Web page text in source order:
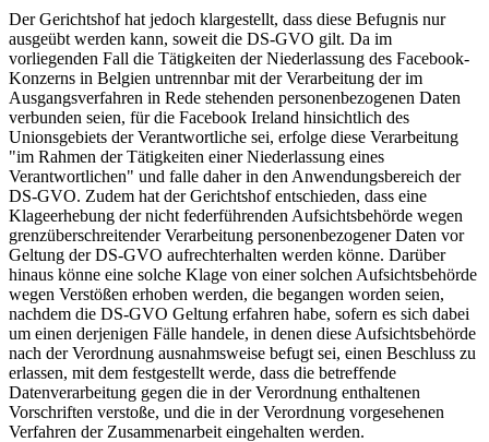
Der Gerichtshof hat jedoch klargestellt, dass diese Befugnis nur
ausgeübt werden kann, soweit die DS-GVO gilt. Da im
vorliegenden Fall die Tätigkeiten der Niederlassung des Facebook-
Konzerns in Belgien untrennbar mit der Verarbeitung der im
Ausgangsverfahren in Rede stehenden personenbezogenen Daten
verbunden seien, für die Facebook Ireland hinsichtlich des
Unionsgebiets der Verantwortliche sei, erfolge diese Verarbeitung
"im Rahmen der Tätigkeiten einer Niederlassung eines
Verantwortlichen" und falle daher in den Anwendungsbereich der
DS-GVO. Zudem hat der Gerichtshof entschieden, dass eine
Klageerhebung der nicht federführenden Aufsichtsbehörde wegen
grenzüberschreitender Verarbeitung personenbezogener Daten vor
Geltung der DS-GVO aufrechterhalten werden könne. Darüber
hinaus könne eine solche Klage von einer solchen Aufsichtsbehörde
wegen Verstößen erhoben werden, die begangen worden seien,
nachdem die DS-GVO Geltung erfahren habe, sofern es sich dabei
um einen derjenigen Fälle handele, in denen diese Aufsichtsbehörde
nach der Verordnung ausnahmsweise befugt sei, einen Beschluss zu
erlassen, mit dem festgestellt werde, dass die betreffende
Datenverarbeitung gegen die in der Verordnung enthaltenen
Vorschriften verstoße, und die in der Verordnung vorgesehenen
Verfahren der Zusammenarbeit eingehalten werden.